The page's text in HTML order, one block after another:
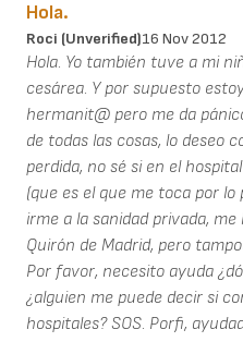
Hola.
Roci (unverified)16 Nov 2012
Hola. Yo también tuve a mi
cesárea. Y por supuesto
hermanit@ pero me da
de todas las cosas, lo deseo
perdida, no sé si en el
(que es el que me toca por
irme a la sanidad privada,
Quirón de Madrid, pero
Por favor, necesito ayuda
¿alguien me puede decir si
hospitales? SOS. Porfi,